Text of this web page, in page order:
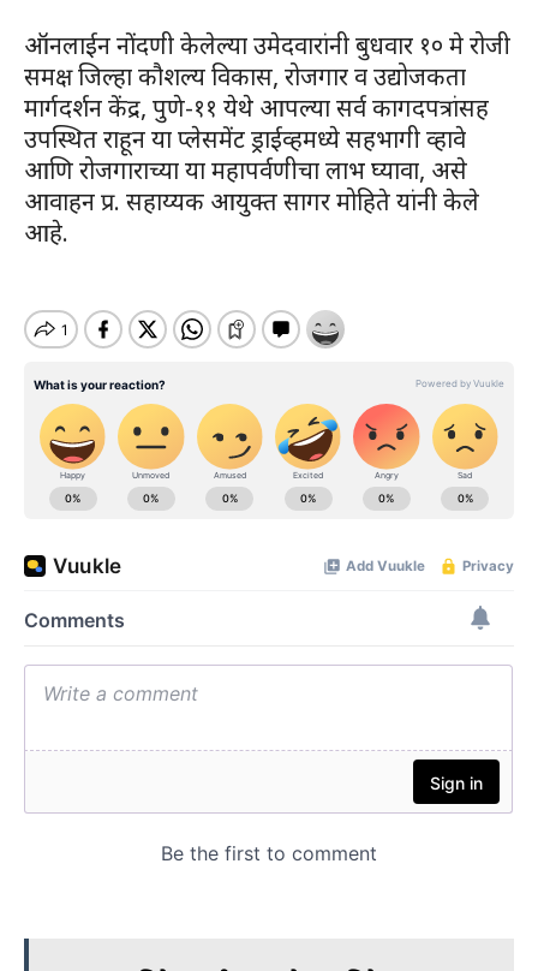
ऑनलाईन नोंदणी केलेल्या उमेदवारांनी बुधवार १० मे रोजी
समक्ष जिल्हा कौशल्य विकास, रोजगार व उद्योजकता
मार्गदर्शन केंद्र, पुणे-११ येथे आपल्या सर्व कागदपत्रांसह
उपस्थित राहून या प्लेसमेंट ड्राईव्हमध्ये सहभागी व्हावे
आणि रोजगाराच्या या महापर्वणीचा लाभ घ्यावा, असे
आवाहन प्र. सहाय्यक आयुक्त सागर मोहिते यांनी केले
आहे.